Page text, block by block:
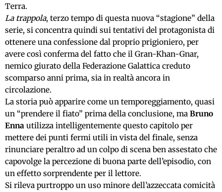
Terra.
La trappola, terzo tempo di questa nuova “stagione” della
serie, si concentra quindi sui tentativi del protagonista di
ottenere una confessione dal proprio prigioniero, per
avere così conferma del fatto che il Gran-Khan-Gnar,
nemico giurato della Federazione Galattica creduto
scomparso anni prima, sia in realtà ancora in
circolazione.
La storia può apparire come un temporeggiamento, quasi
un “prendere il fiato” prima della conclusione, ma Bruno
Enna utilizza intelligentemente questo capitolo per
mettere dei punti fermi utili in vista del finale, senza
rinunciare peraltro ad un colpo di scena ben assestato che
capovolge la percezione di buona parte dell’episodio, con
un effetto sorprendente per il lettore.
Si rileva purtroppo un uso minore dell’azzeccata comicità